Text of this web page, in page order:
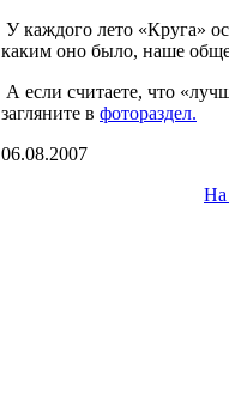
У каждого лето «Круга»
каким оно было, наше
А если считаете, что
загляните в фотораздел.
06.08.2007
На